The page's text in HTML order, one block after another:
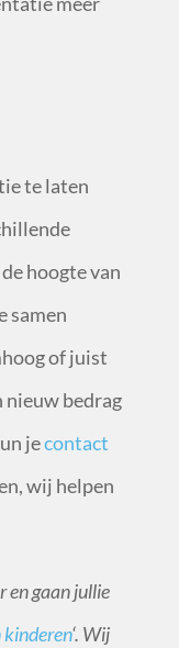
te laten
hoogte van
samen
of juist
nieuw bedrag
jecontact
wij helpen
en gaan jullie
kinderen‘. Wij